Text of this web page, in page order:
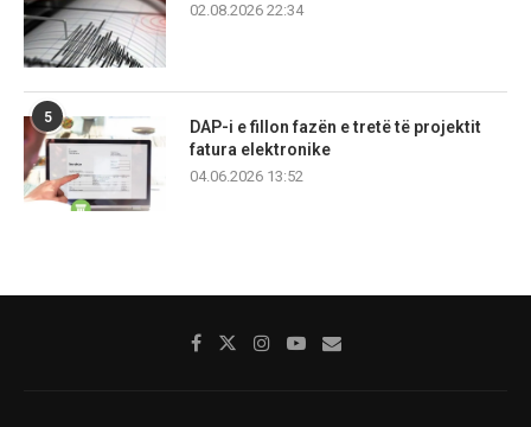
02.08.2026 22:34
5
DAP-i e fillon fazën e tretë të projektit
fatura elektronike
04.06.2026 13:52